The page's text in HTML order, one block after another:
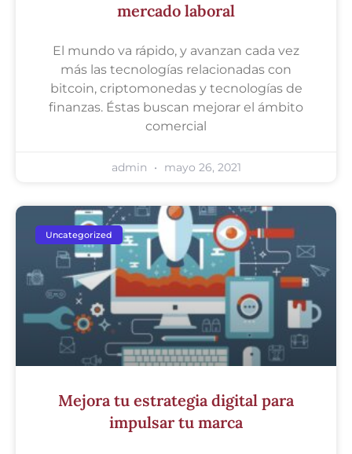
mercado laboral
El mundo va rápido, y avanzan cada vez
más las tecnologías relacionadas con
bitcoin, criptomonedas y tecnologías de
finanzas. Éstas buscan mejorar el ámbito
comercial
admin mayo 26, 2021
Uncategorized
Mejora tu estrategia digital para
impulsar tu marca